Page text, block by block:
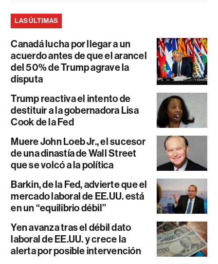
LAS ÚLTIMAS
Canadá lucha por llegar a un
acuerdo antes de que el arancel
del 50% de Trump agrave la
disputa
Trump reactiva el intento de
destituir a la gobernadora Lisa
Cook de la Fed
Muere John Loeb Jr., el sucesor
de una dinastía de Wall Street
que se volcó a la política
Barkin, de la Fed, advierte que el
mercado laboral de EE.UU. está
en un “equilibrio débil”
Yen avanza tras el débil dato
laboral de EE.UU. y crece la
alerta por posible intervención